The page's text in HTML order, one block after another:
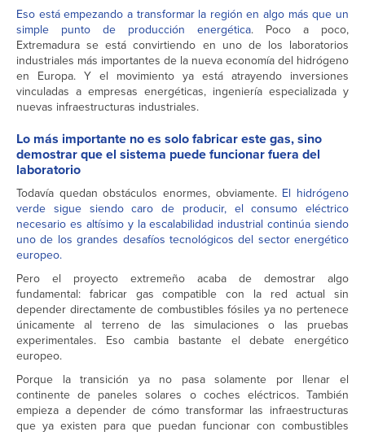
Eso está empezando a transformar la región en algo más que un
simple punto de producción energética. Poco a poco,
Extremadura se está convirtiendo en uno de los laboratorios
industriales más importantes de la nueva economía del hidrógeno
en Europa. Y el movimiento ya está atrayendo inversiones
vinculadas a empresas energéticas, ingeniería especializada y
nuevas infraestructuras industriales.
Lo más importante no es solo fabricar este gas, sino
demostrar que el sistema puede funcionar fuera del
laboratorio
Todavía quedan obstáculos enormes, obviamente. El hidrógeno
verde sigue siendo caro de producir, el consumo eléctrico
necesario es altísimo y la escalabilidad industrial continúa siendo
uno de los grandes desafíos tecnológicos del sector energético
europeo.
Pero el proyecto extremeño acaba de demostrar algo
fundamental: fabricar gas compatible con la red actual sin
depender directamente de combustibles fósiles ya no pertenece
únicamente al terreno de las simulaciones o las pruebas
experimentales. Eso cambia bastante el debate energético
europeo.
Porque la transición ya no pasa solamente por llenar el
continente de paneles solares o coches eléctricos. También
empieza a depender de cómo transformar las infraestructuras
que ya existen para que puedan funcionar con combustibles